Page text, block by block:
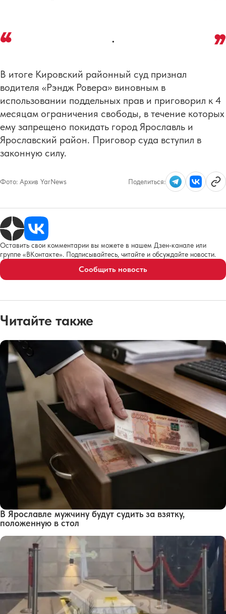
.
В итоге Кировский районный суд признал
водителя «Рэндж Ровера» виновным в
использовании поддельных прав и приговорил к 4
месяцам ограничения свободы, в течение которых
ему запрещено покидать город Ярославль и
Ярославский район. Приговор суда вступил в
законную силу.
Фото: Архив YarNews Поделиться:
Оставить свои комментарии вы можете в нашем Дзен-канале или
группе «ВКонтакте». Подписывайтесь, читайте и обсуждайте новости.
Сообщить новость
Читайте также
В Ярославле мужчину будут судить за взятку,
положенную в стол